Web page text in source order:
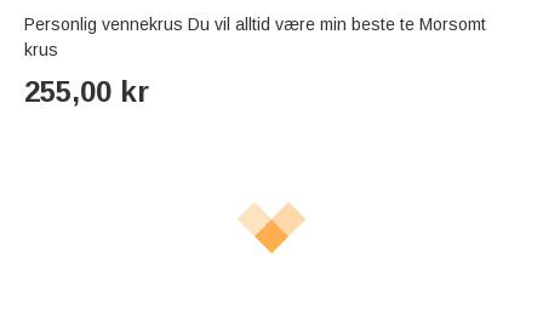
Personlig vennekrus Du vil alltid være min beste te Morsomt
krus
255,00 kr